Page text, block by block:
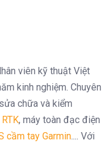
viên kỹ thuật Việt
kinh nghiệm. Chuyên
chữa và kiểm
, máy toàn đạc điện
cầm tay Garmin.... Với